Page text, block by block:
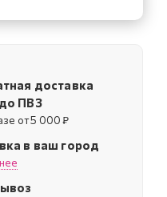
доставка
ПВЗ
от 5 000 ₽
в ваш город